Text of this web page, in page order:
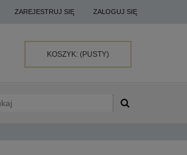
ZAREJESTRUJ SIĘ ZALOGUJ SIĘ
KOSZYK: (PUSTY)